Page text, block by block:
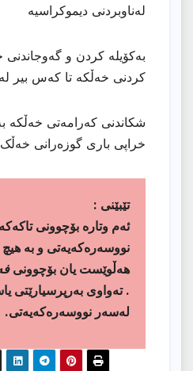
بەکۆیلە کردن و گەوجاندنی
کردنی خەڵکە تا کەس بیر لە
شکاندنی کەرامەتی خەڵکە
خراپی باری گوزەرانی خەڵک
تێبێنى :
ئەم وتارە بۆچوونی
نووسەرەکەیەتی و بە
هەڵوێست یان بۆچوونی
. تەواوی بەرپرسیارێتی
لەسەر نووسەرەکەیەتی.